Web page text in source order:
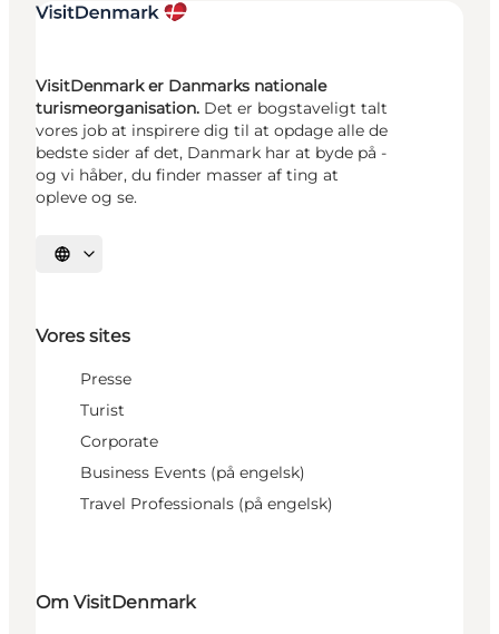
VisitDenmark er Danmarks nationale
turismeorganisation. Det er bogstaveligt talt
vores job at inspirere dig til at opdage alle de
bedste sider af det, Danmark har at byde på -
og vi håber, du finder masser af ting at
opleve og se.
Vælg sprog
Vores sites
Presse
Turist
Corporate
Business Events (på engelsk)
Travel Professionals (på engelsk)
Om VisitDenmark